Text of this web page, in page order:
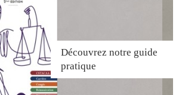
Découvrez notre guide
pratique